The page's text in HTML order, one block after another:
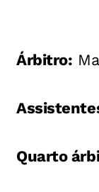
Árbitro:
Quarto